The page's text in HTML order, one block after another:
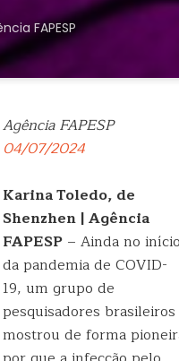
FAPESP
Agência FAPESP
04/07/2024
Karina Toledo, de
Shenzhen | Agência
FAPESP – Ainda no início
da pandemia de COVID-
19, um grupo de
pesquisadores brasileiros
mostrou de forma